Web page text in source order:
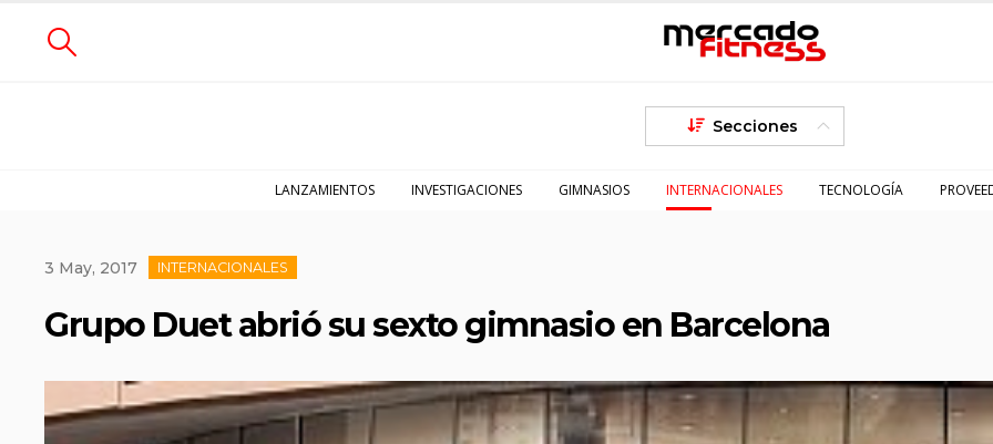
Secciones
LANZAMIENTOS INVESTIGACIONES GIMNASIOS INTERNACIONALES TECNOLOGÍA
3 May, 2017 INTERNACIONALES
Grupo Duet abrió su sexto gimnasio en Barcelona